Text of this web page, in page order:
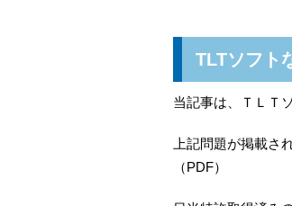
TLTソフト
当記事は、ＴＬＴ
上記問題が掲載さ
（PDF）